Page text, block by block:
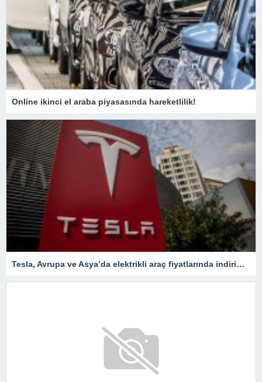
Online ikinci el araba piyasasında hareketlilik!
Tesla, Avrupa ve Asya’da elektrikli araç fiyatlarında indirimleri genişletiyor – Son Dakika Ekonomi Haberleri